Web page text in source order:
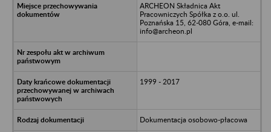
ARCHEON Składnica Akt
Pracowniczych Spółka z o.o. ul.
Poznańska 15, 62-080 Góra, e-mail:
info@archeon.pl
1999 - 2017
Dokumentacja osobowo-płacowa